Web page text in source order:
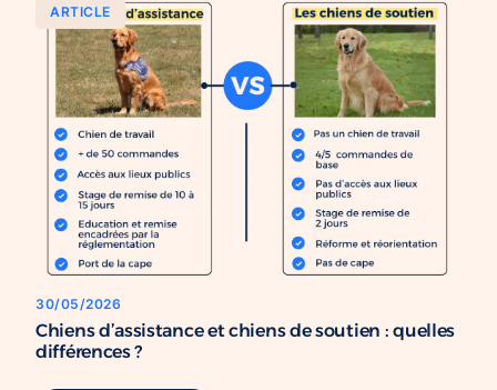
ARTICLE
30/05/2026
Chiens d’assistance et chiens de soutien : quelles
différences ?